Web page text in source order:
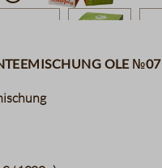
Ole №07